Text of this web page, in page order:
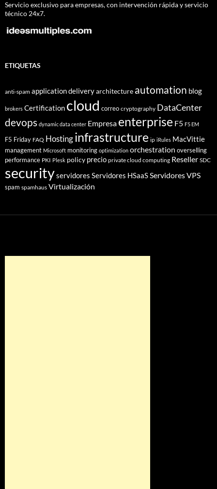
Servicio exclusivo para empresas, con intervención rápida y servicio
técnico 24x7.
ETIQUETAS
anti-spam application deliveryarchitecture automation blog
brokers Certification cloud correo cryptography DataCenter
devops dynamic data center Empresa enterprise F5 F5 EM
F5 Friday FAQ Hostinginfrastructure ip iRules MacVittie
management Microsoft monitoring optimization orchestration overselling
performance PKI Plesk policy precio private cloud computing Reseller SDC
securityservidores Servidores HSaaSServidores VPS
spam spamhaus Virtualización